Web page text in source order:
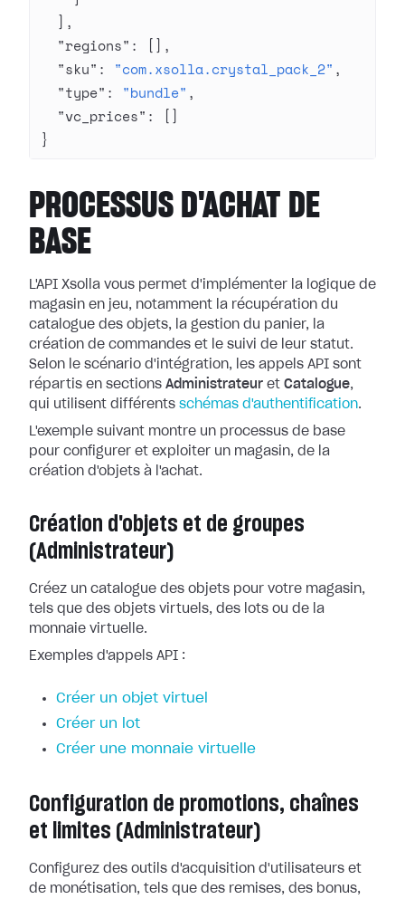
  ],
  "regions"
: [],
  "sku"
: "com.xsolla.crystal_pack_2" ,
  "type"
: "bundle" ,
  "vc_prices"
: []
}
PROCESSUS D'ACHAT DE
BASE
L'API Xsolla vous permet d'implémenter la logique de
magasin en jeu, notamment la récupération du
catalogue des objets, la gestion du panier, la
création de commandes et le suivi de leur statut.
Selon le scénario d'intégration, les appels API sont
répartis en sections Administrateur et Catalogue,
qui utilisent différents schémas d'authentification.
L'exemple suivant montre un processus de base
pour configurer et exploiter un magasin, de la
création d'objets à l'achat.
Création d'objets et de groupes
(Administrateur)
Créez un catalogue des objets pour votre magasin,
tels que des objets virtuels, des lots ou de la
monnaie virtuelle.
Exemples d'appels API :
Créer un objet virtuel
Créer un lot
Créer une monnaie virtuelle
Configuration de promotions, chaînes
et limites (Administrateur)
Configurez des outils d'acquisition d'utilisateurs et
de monétisation, tels que des remises, des bonus,